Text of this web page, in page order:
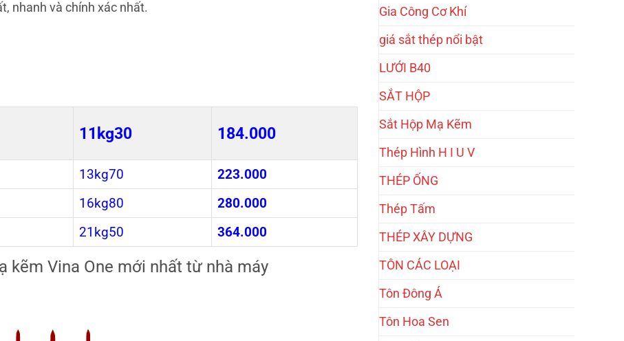
nhanh và chính xác nhất.
11kg30 184.000
13kg70
223.000
16kg80
280.000
21kg50 364.000
kẽm Vina One mới nhất từ nhà máy
Gia Công Cơ Khí
giá sắt thép nổi bật
LƯỚI B40
SẮT HỘP
Sắt Hộp Mạ Kẽm
Thép Hình H I U V
THÉP ỐNG
Thép Tấm
THÉP XÂY DỰNG
TÔN CÁC LOẠI
Tôn Đông Á
Tôn Hoa Sen